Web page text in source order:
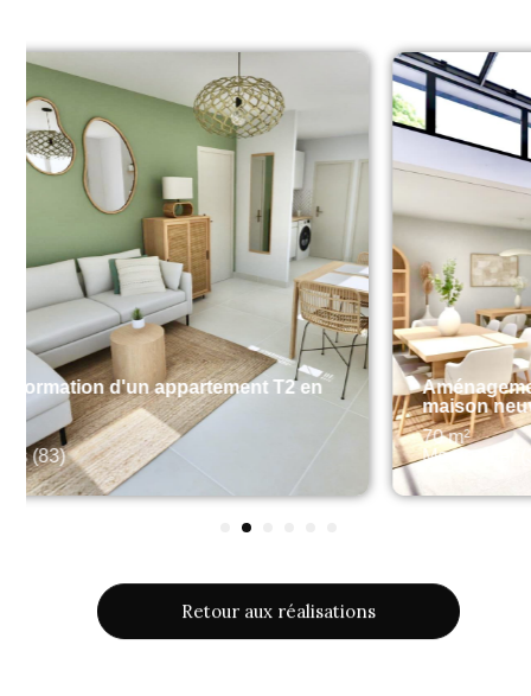
Aménagement de la pièce de vie d’une
maison neuve
70 m²
Montpellier (34)
5
Retour aux réalisations